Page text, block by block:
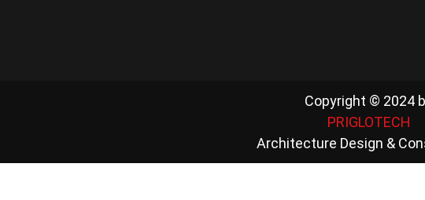
Copyright © 2024
PRIGLOTECH
Architecture Design &